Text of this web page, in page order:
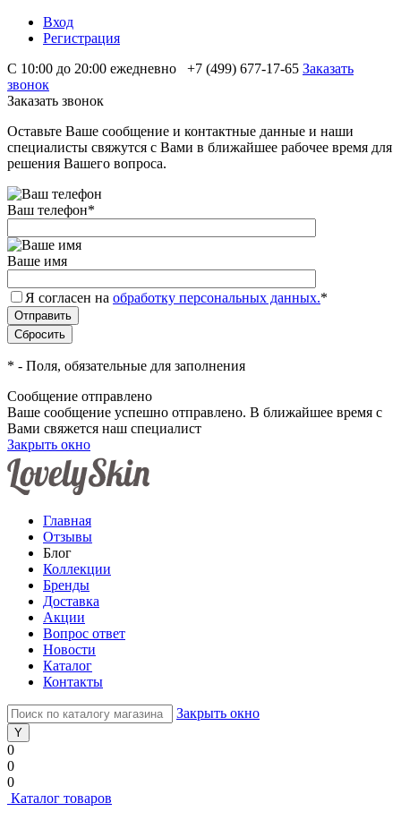
Вход
Регистрация
С 10:00 до 20:00 ежедневно
+7 (499) 677-17-65 Заказать
звонок
Заказать звонок
Оставьте Ваше сообщение и контактные данные и наши
специалисты свяжутся с Вами в ближайшее рабочее время для
решения Вашего вопроса.
Ваш телефон*
Ваше имя
Я согласен на обработку персональных данных.*
* - Поля, обязательные для заполнения
Сообщение отправлено
Ваше сообщение успешно отправлено. В ближайшее время с
Вами свяжется наш специалист
Закрыть окно
Главная
Отзывы
Блог
Коллекции
Бренды
Доставка
Акции
Вопрос ответ
Новости
Каталог
Контакты
Закрыть окно
0
0
0
Каталог товаров